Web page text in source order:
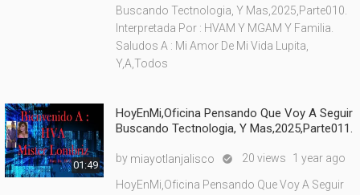
Buscando Tectnologia, Y Mas,2025,Parte010.
Interpretada Por : HVAM Y MGAM Y Familia.
Saludos A : Mi Amor De Mi Vida Lupita,
Y,A,Todos
01:49
HoyEnMi,Oficina Pensando Que Voy A Seguir
Buscando Tectnologia, Y Mas,2025,Parte011.
by miayotlanjalisco  20 views 1 year ago
HoyEnMi,Oficina Pensando Que Voy A Seguir